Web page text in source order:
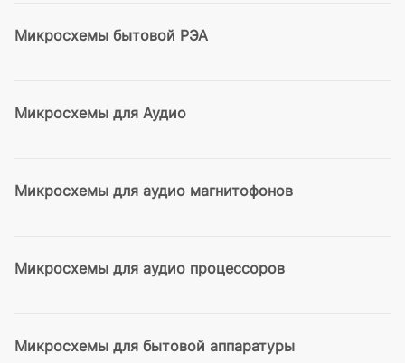
Микросхемы бытовой РЭА
Микросхемы для Аудио
Микросхемы для аудио магнитофонов
Микросхемы для аудио процессоров
Микросхемы для бытовой аппаратуры